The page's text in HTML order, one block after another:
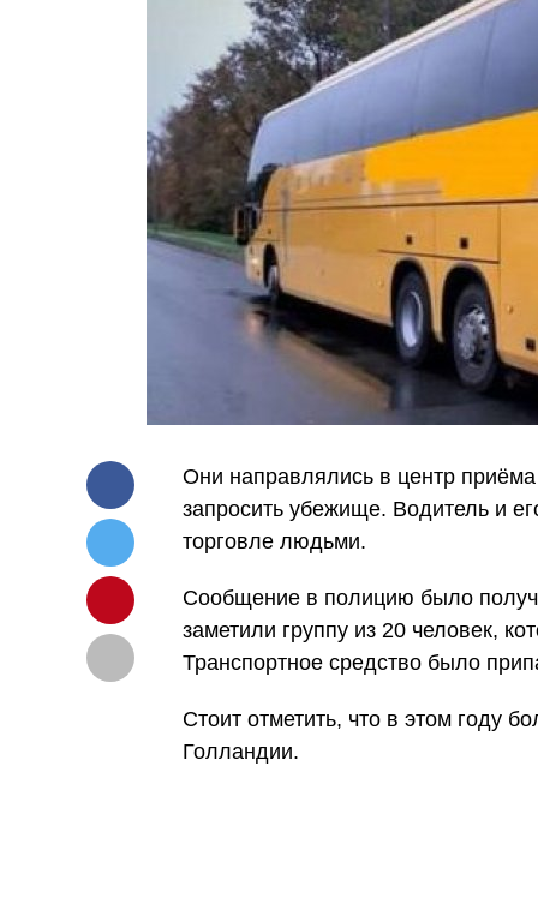
Они направлялись в центр
запросить убежище. Водитель и
торговле людьми.
Сообщение в полицию было
заметили группу из 20 человек,
Транспортное средство было
Стоит отметить, что в этом году
Голландии.